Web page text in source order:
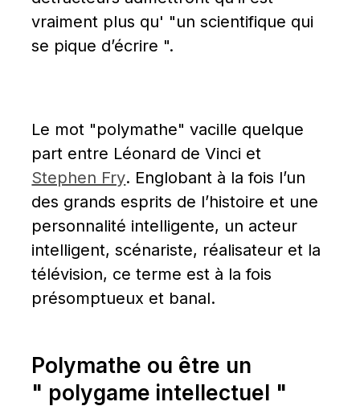
vraiment plus qu' "un scientifique qui
se pique d’écrire ".
Le mot "polymathe" vacille quelque
part entre Léonard de Vinci et
Stephen Fry. Englobant à la fois l’un
des grands esprits de l’histoire et une
personnalité intelligente, un acteur
intelligent, scénariste, réalisateur et la
télévision, ce terme est à la fois
présomptueux et banal.
Polymathe ou être un
" polygame intellectuel "